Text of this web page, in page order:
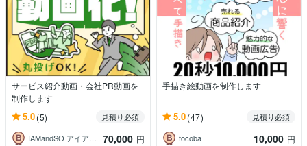
サービス紹介動画・会社PR動画を
制作します
5.0(5)
見積り必須
IAMandSO アイアムアンドソウ
70,000 円
手描き絵動画を制作します
5.0(47)
見積り必須
tocoba
10,000 円